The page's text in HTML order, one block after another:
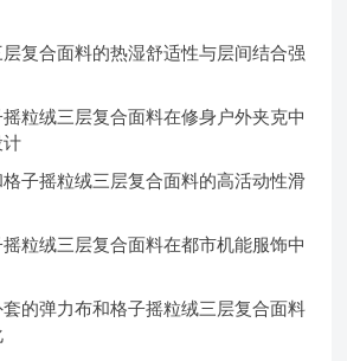
复合面料的热湿舒适性与层间结合强
粒绒三层复合面料在修身户外夹克中
计
子摇粒绒三层复合面料的高活动性滑
粒绒三层复合面料在都市机能服饰中
的弹力布和格子摇粒绒三层复合面料